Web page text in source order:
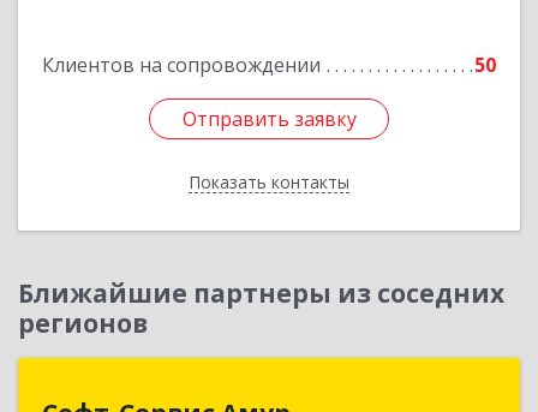
Клиентов на сопровождении 50
Отправить заявку
Показать контакты
Отправить заявку
Назад
Ближайшие партнеры из соседних
регионов